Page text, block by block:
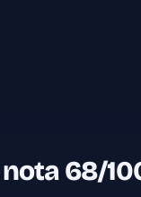
68/